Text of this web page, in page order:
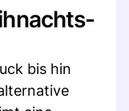
bis hin